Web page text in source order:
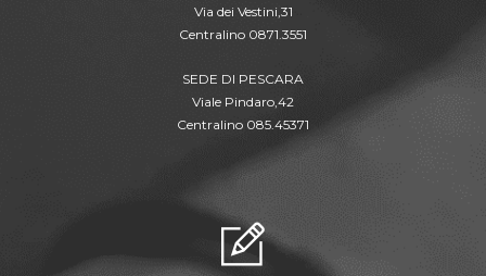
Via dei Vestini,31
Centralino 0871.3551
SEDE DI PESCARA
Viale Pindaro,42
Centralino 085.45371